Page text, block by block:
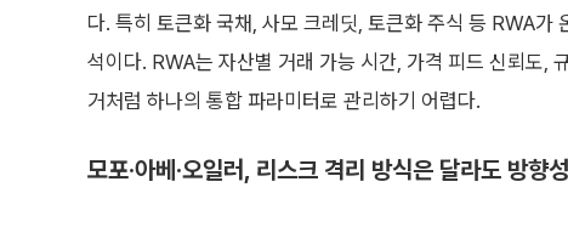
다. 특히 토큰화 국채, 사모 크레딧, 토큰화 주식 등 RWA
석이다. RWA는 자산별 거래 가능 시간, 가격 피드 신뢰도,
거처럼 하나의 통합 파라미터로 관리하기 어렵다.
모포·아베·오일러, 리스크 격리 방식은 달라도 방향